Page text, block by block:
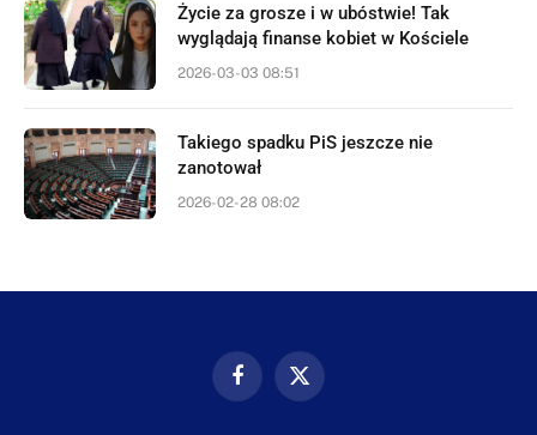
Życie za grosze i w ubóstwie! Tak
wyglądają finanse kobiet w Kościele
2026-03-03 08:51
Takiego spadku PiS jeszcze nie
zanotował
2026-02-28 08:02
FacebookX